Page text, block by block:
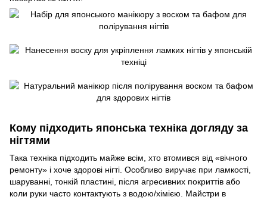
Кому підходить японська техніка догляду за
нігтями
Така техніка підходить майже всім, хто втомився від «вічного
ремонту» і хоче здорові нігті. Особливо виручає при ламкості,
шаруванні, тонкій пластині, після агресивних покриттів або
коли руки часто контактують з водою/хімією. Майстри в